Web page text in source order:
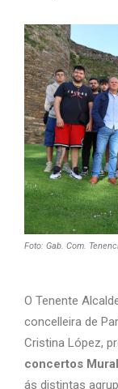
Foto: Gab. Com.
O Tenente
concelleira de
Cristina López,
concertos
ás distintas